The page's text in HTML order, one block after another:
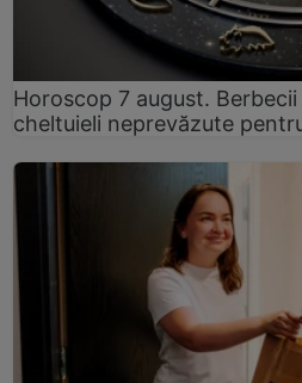
Horoscop 7 august.
cheltuieli neprevăzute